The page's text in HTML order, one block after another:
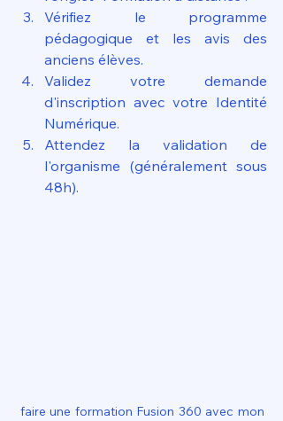
Vérifiez le programme
pédagogique et les avis des
anciens élèves.
Validez votre demande
d'inscription avec votre Identité
Numérique.
Attendez la validation de
l'organisme (généralement sous
48h).
faire une formation Fusion 360 avec mon